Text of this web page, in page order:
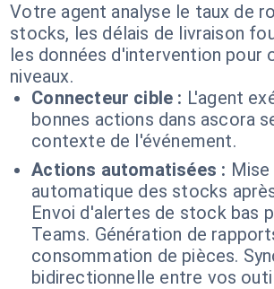
Votre agent analyse le taux de
stocks, les délais de livraison
les données d'intervention pour
niveaux.
Connecteur cible : L'agent
bonnes actions dans ascora
contexte de l'événement.
Actions automatisées : Mise
automatique des stocks
Envoi d'alertes de stock bas
Teams. Génération de
consommation de pièces.
bidirectionnelle entre vos